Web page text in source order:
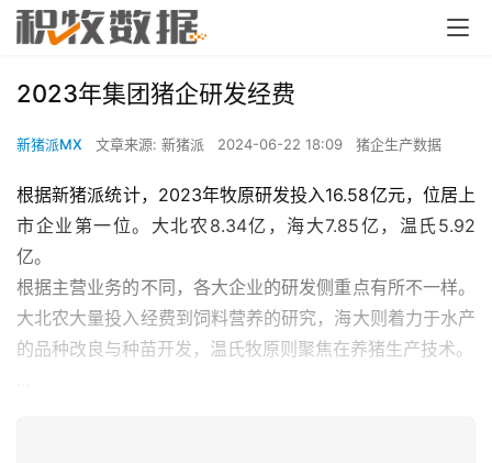
2023年集团猪企研发经费
新猪派MX 文章来源: 新猪派 2024-06-22 18:09 猪企生产数据
根据新猪派统计，2023年牧原研发投入16.58亿元，位居上
市企业第一位。大北农8.34亿，海大7.85亿，温氏5.92
亿。
根据主营业务的不同，各大企业的研发侧重点有所不一样。
大北农大量投入经费到饲料营养的研究，海大则着力于水产
的品种改良与种苗开发，温氏牧原则聚焦在养猪生产技术。